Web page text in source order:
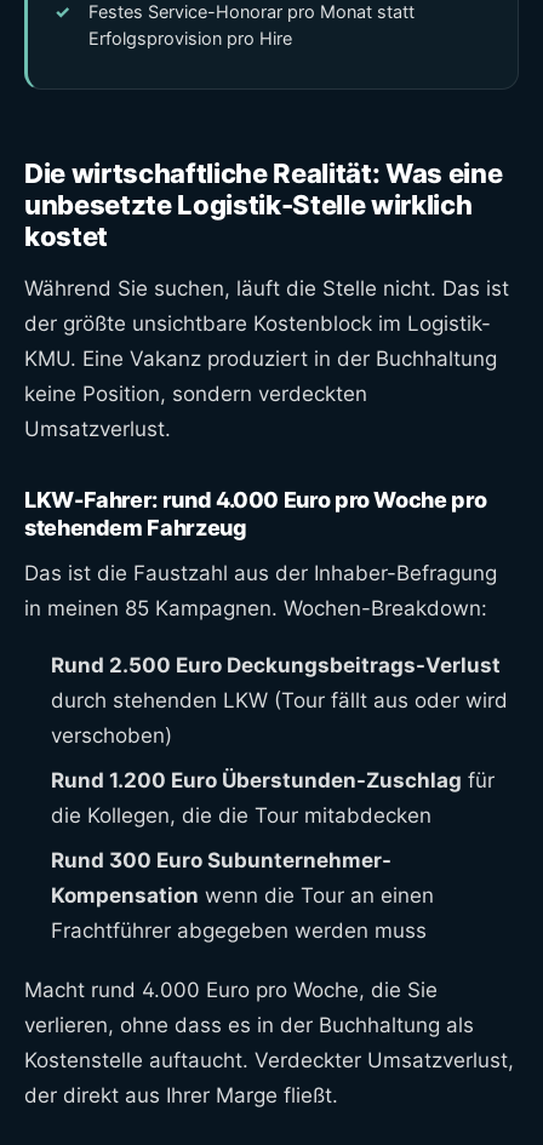
Festes Service-Honorar pro Monat statt
Erfolgsprovision pro Hire
Die wirtschaftliche Realität: Was eine
unbesetzte Logistik-Stelle wirklich
kostet
Während Sie suchen, läuft die Stelle nicht. Das ist
der größte unsichtbare Kostenblock im Logistik-
KMU. Eine Vakanz produziert in der Buchhaltung
keine Position, sondern verdeckten
Umsatzverlust.
LKW-Fahrer: rund 4.000 Euro pro Woche pro
stehendem Fahrzeug
Das ist die Faustzahl aus der Inhaber-Befragung
in meinen 85 Kampagnen. Wochen-Breakdown:
Rund 2.500 Euro Deckungsbeitrags-Verlust
durch stehenden LKW (Tour fällt aus oder wird
verschoben)
Rund 1.200 Euro Überstunden-Zuschlag für
die Kollegen, die die Tour mitabdecken
Rund 300 Euro Subunternehmer-
Kompensation wenn die Tour an einen
Frachtführer abgegeben werden muss
Macht rund 4.000 Euro pro Woche, die Sie
verlieren, ohne dass es in der Buchhaltung als
Kostenstelle auftaucht. Verdeckter Umsatzverlust,
der direkt aus Ihrer Marge fließt.